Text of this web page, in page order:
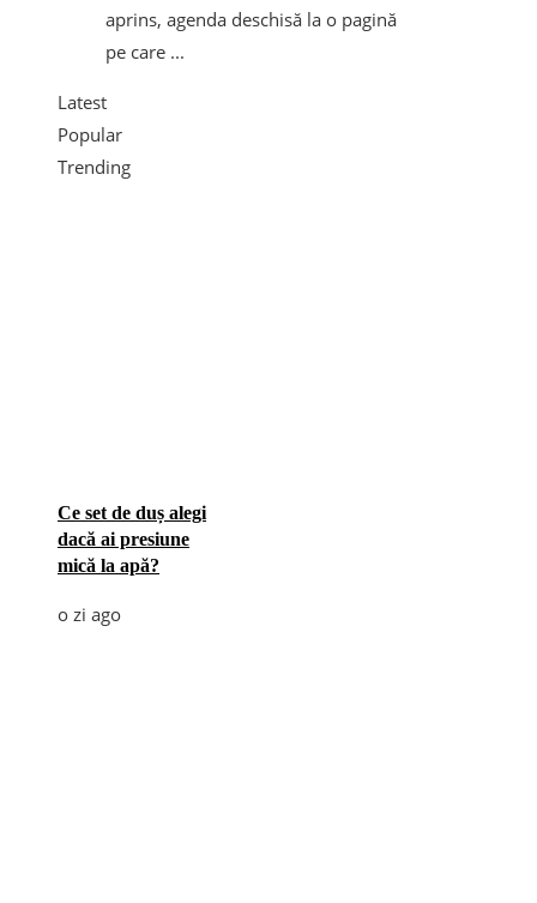
aprins, agenda deschisă la o pagină
pe care ...
Latest
Popular
Trending
Ce set de duș alegi
dacă ai presiune
mică la apă?
o zi ago